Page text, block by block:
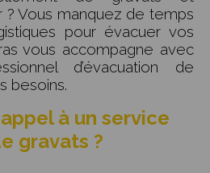
? Vous manquez de temps
pour évacuer vos
vous accompagne avec
d’évacuation de
besoins.
à un service
gravats ?